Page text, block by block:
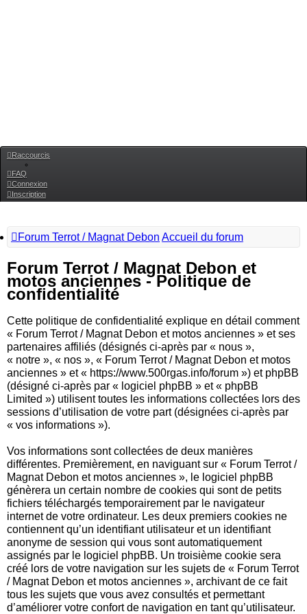
Raccourcis
FAQ
Connexion
Inscription
Forum Terrot / Magnat Debon Accueil du forum
Forum Terrot / Magnat Debon et
motos anciennes - Politique de
confidentialité
Cette politique de confidentialité explique en détail comment
« Forum Terrot / Magnat Debon et motos anciennes » et ses
partenaires affiliés (désignés ci-après par « nous »,
« notre », « nos », « Forum Terrot / Magnat Debon et motos
anciennes » et « https://www.500rgas.info/forum ») et phpBB
(désigné ci-après par « logiciel phpBB » et « phpBB
Limited ») utilisent toutes les informations collectées lors des
sessions d’utilisation de votre part (désignées ci-après par
« vos informations »).
Vos informations sont collectées de deux manières
différentes. Premièrement, en naviguant sur « Forum Terrot /
Magnat Debon et motos anciennes », le logiciel phpBB
génèrera un certain nombre de cookies qui sont de petits
fichiers téléchargés temporairement par le navigateur
internet de votre ordinateur. Les deux premiers cookies ne
contiennent qu’un identifiant utilisateur et un identifiant
anonyme de session qui vous sont automatiquement
assignés par le logiciel phpBB. Un troisième cookie sera
créé lors de votre navigation sur les sujets de « Forum Terrot
/ Magnat Debon et motos anciennes », archivant de ce fait
tous les sujets que vous avez consultés et permettant
d’améliorer votre confort de navigation en tant qu’utilisateur.